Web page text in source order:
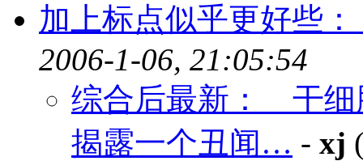
加上标点似乎更好些
2006-1-06, 21:05:54
综合后最新： 干细
揭露一个丑闻… - xj